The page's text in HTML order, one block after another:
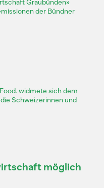
Graubünden»
der Bündner
widmete sich dem
Schweizerinnen und
möglich